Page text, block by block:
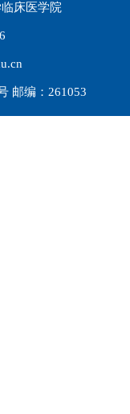
床医学院
邮编：261053